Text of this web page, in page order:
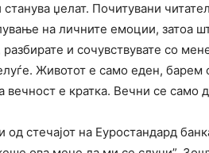
станува џелат. Почитувани
на личните емоции, затоа
и сочувствувате со
Животот е само еден, барем
вечност е кратка. Вечни се само
од стечајот на Еуростандард